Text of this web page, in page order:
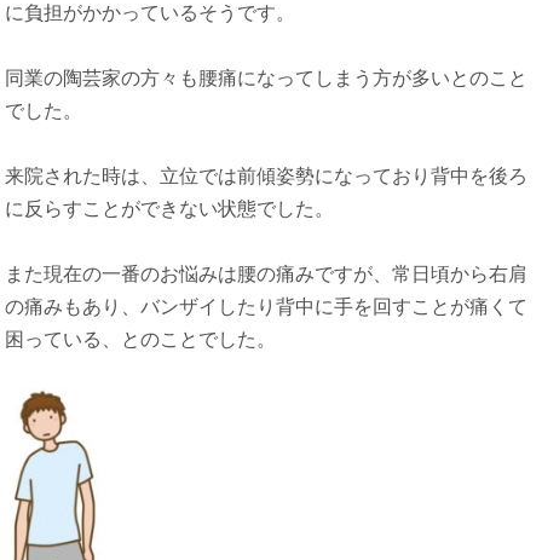
に負担がかかっているそうです。
同業の陶芸家の方々も腰痛になってしまう方が多いとのこと
でした。
来院された時は、立位では前傾姿勢になっており背中を後ろ
に反らすことができない状態でした。
また現在の一番のお悩みは腰の痛みですが、常日頃から右肩
の痛みもあり、バンザイしたり背中に手を回すことが痛くて
困っている、とのことでした。